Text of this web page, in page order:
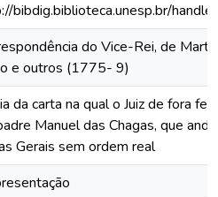
bibdig.biblioteca.unesp.br/
do Vice-Rei, de
e outros (1775- 9)
da carta na qual o Juiz de fora fez
Manuel das Chagas, que
Gerais sem ordem real